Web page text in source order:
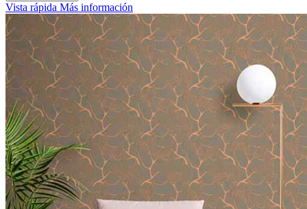
Vista rápida Más información